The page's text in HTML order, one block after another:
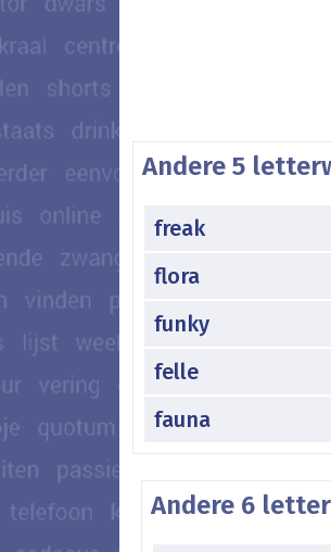
Andere 5
freak
flora
funky
felle
fauna
Andere 6